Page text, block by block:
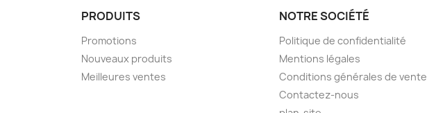
PRODUITS
Promotions
Nouveaux produits
Meilleures ventes
NOTRE SOCIÉTÉ
Politique de confidentialité
Mentions légales
Conditions générales de vente
Contactez-nous